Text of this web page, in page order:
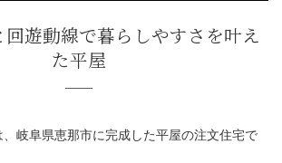
岐阜県恵那市に完成した平屋の注文住宅で